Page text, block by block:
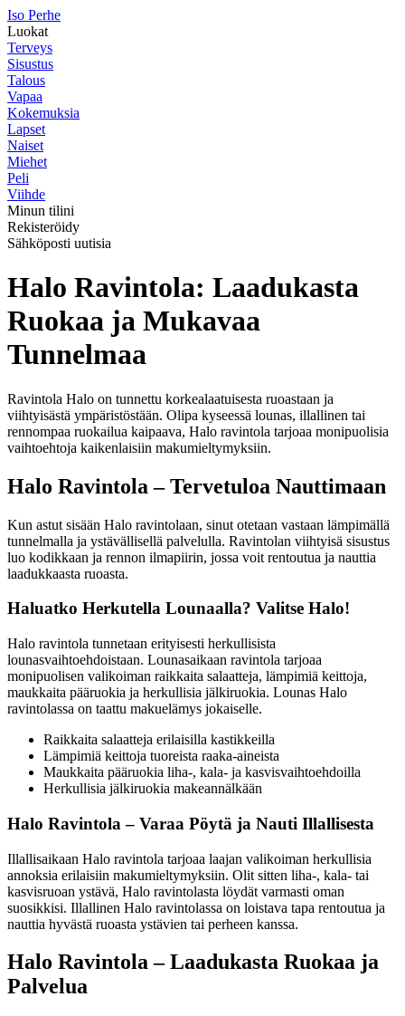
Iso Perhe
Luokat
Terveys
Sisustus
Talous
Vapaa
Kokemuksia
Lapset
Naiset
Miehet
Peli
Viihde
Minun tilini
Rekisteröidy
Sähköposti uutisia
Halo Ravintola: Laadukasta
Ruokaa ja Mukavaa
Tunnelmaa
Ravintola Halo on tunnettu korkealaatuisesta ruoastaan ja
viihtyisästä ympäristöstään. Olipa kyseessä lounas, illallinen tai
rennompaa ruokailua kaipaava, Halo ravintola tarjoaa monipuolisia
vaihtoehtoja kaikenlaisiin makumieltymyksiin.
Halo Ravintola – Tervetuloa Nauttimaan
Kun astut sisään Halo ravintolaan, sinut otetaan vastaan lämpimällä
tunnelmalla ja ystävällisellä palvelulla. Ravintolan viihtyisä sisustus
luo kodikkaan ja rennon ilmapiirin, jossa voit rentoutua ja nauttia
laadukkaasta ruoasta.
Haluatko Herkutella Lounaalla? Valitse Halo!
Halo ravintola tunnetaan erityisesti herkullisista
lounasvaihtoehdoistaan. Lounasaikaan ravintola tarjoaa
monipuolisen valikoiman raikkaita salaatteja, lämpimiä keittoja,
maukkaita pääruokia ja herkullisia jälkiruokia. Lounas Halo
ravintolassa on taattu makuelämys jokaiselle.
Raikkaita salaatteja erilaisilla kastikkeilla
Lämpimiä keittoja tuoreista raaka-aineista
Maukkaita pääruokia liha-, kala- ja kasvisvaihtoehdoilla
Herkullisia jälkiruokia makeannälkään
Halo Ravintola – Varaa Pöytä ja Nauti Illallisesta
Illallisaikaan Halo ravintola tarjoaa laajan valikoiman herkullisia
annoksia erilaisiin makumieltymyksiin. Olit sitten liha-, kala- tai
kasvisruoan ystävä, Halo ravintolasta löydät varmasti oman
suosikkisi. Illallinen Halo ravintolassa on loistava tapa rentoutua ja
nauttia hyvästä ruoasta ystävien tai perheen kanssa.
Halo Ravintola – Laadukasta Ruokaa ja
Palvelua